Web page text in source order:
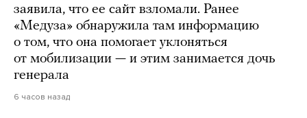
заявила, что ее сайт взломали. Ранее
«Медуза» обнаружила там информацию
о том, что она помогает уклоняться
от мобилизации — и этим занимается дочь
генерала
6 часов назад